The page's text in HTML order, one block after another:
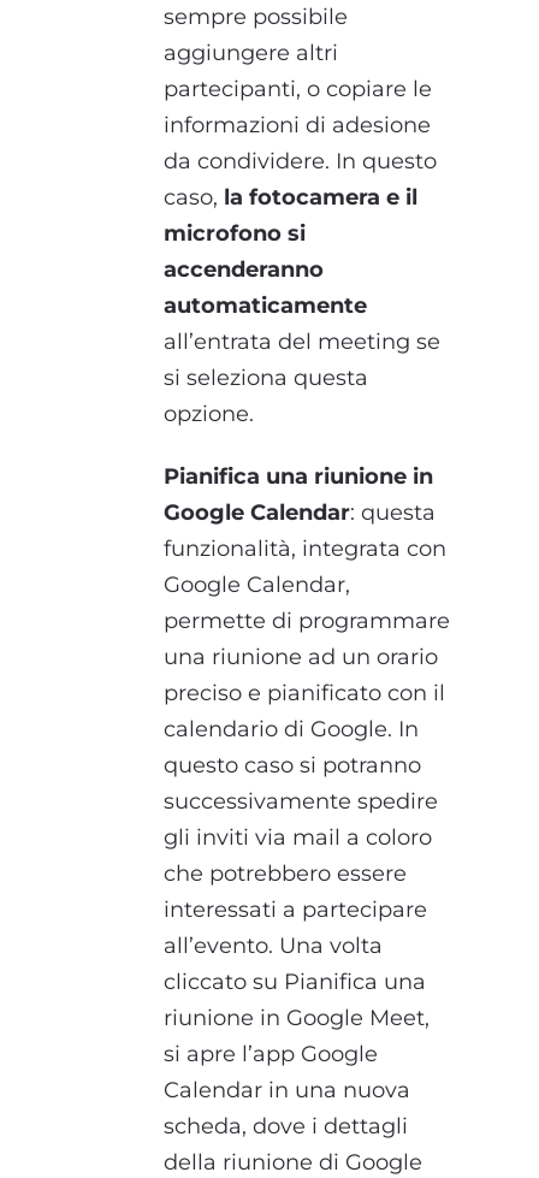
sempre possibile
aggiungere altri
partecipanti, o copiare le
informazioni di adesione
da condividere. In questo
caso, la fotocamera e il
microfono si
accenderanno
automaticamente
all’entrata del meeting se
si seleziona questa
opzione.
Pianifica una riunione in
Google Calendar: questa
funzionalità, integrata con
Google Calendar,
permette di programmare
una riunione ad un orario
preciso e pianificato con il
calendario di Google. In
questo caso si potranno
successivamente spedire
gli inviti via mail a coloro
che potrebbero essere
interessati a partecipare
all’evento. Una volta
cliccato su Pianifica una
riunione in Google Meet,
si apre l’app Google
Calendar in una nuova
scheda, dove i dettagli
della riunione di Google